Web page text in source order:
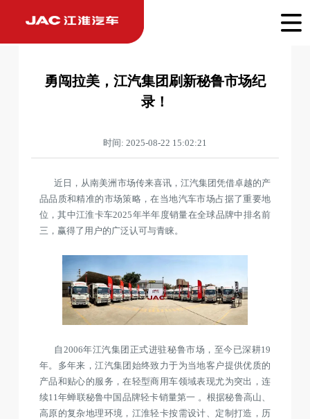
勇闯拉美，江汽集团刷新秘鲁市场纪
录！
时间: 2025-08-22 15:02:21
近日，从南美洲市场传来喜讯，江汽集团凭借卓越的产
品品质和精准的市场策略，在当地汽车市场占据了重要地
位，其中江淮卡车2025年半年度销量在全球品牌中排名前
三，赢得了用户的广泛认可与青睐。
自2006年江汽集团正式进驻秘鲁市场，至今已深耕19
年。多年来，江汽集团始终致力于为当地客户提供优质的
产品和贴心的服务，在轻型商用车领域表现尤为突出，连
续11年蝉联秘鲁中国品牌轻卡销量第一 。根据秘鲁高山、
高原的复杂地理环境，江淮轻卡按需设计、定制打造，历